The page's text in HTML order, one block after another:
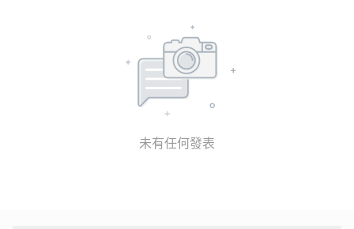
未有任何發表